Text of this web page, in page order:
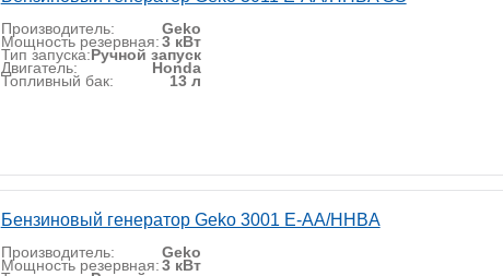
Производитель: Geko
Мощность резервная:3 кВт
Тип запуска:Ручной запуск
Двигатель: Honda
Топливный бак: 13 л
Бензиновый генератор Geko 3001 E-AA/HHBA
Производитель: Geko
Мощность резервная:3 кВт